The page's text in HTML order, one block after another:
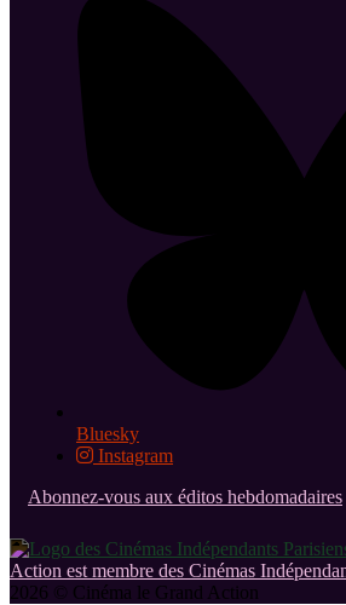
Bluesky
Instagram
Abonnez-vous aux éditos hebdomadaires
Action est membre des Cinémas
2026 © Cinéma le Grand Action